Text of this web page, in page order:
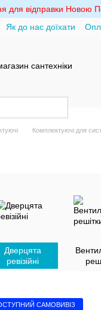
для відправки Новою
Як до нас доїхати
сантехніки
Комплектуючі для
Дверцята
ревізійні
САМОВИВІЗ